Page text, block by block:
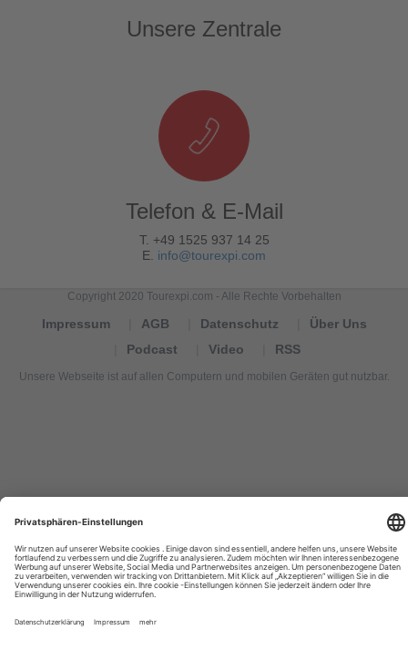
Unsere Zentrale
Telefon & E-Mail
T. +49 1525 937 14 25
E. info@tourexpi.com
Copyright 2020 Tourexpi.com - Alle Rechte Vorbehalten
Impressum AGB Datenschutz
Über Uns
Podcast
Video RSS
Unsere Webseite ist auf allen Computern und mobilen Geräten gut nutzbar.
de
Tourismus
Nachrichten,
новости